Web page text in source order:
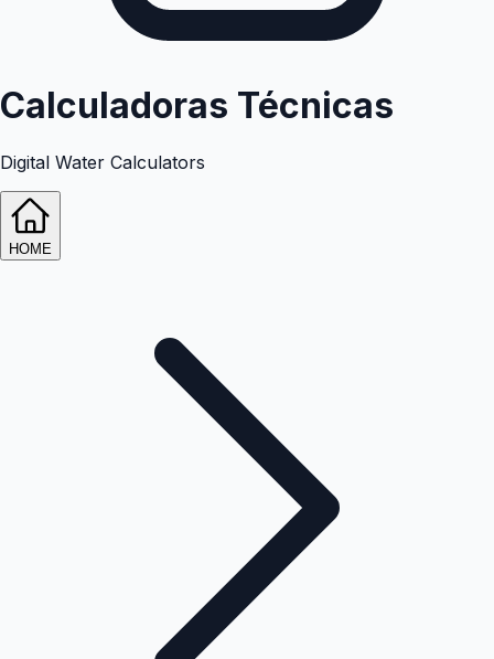
Calculadoras Técnicas
Digital Water Calculators
HOME